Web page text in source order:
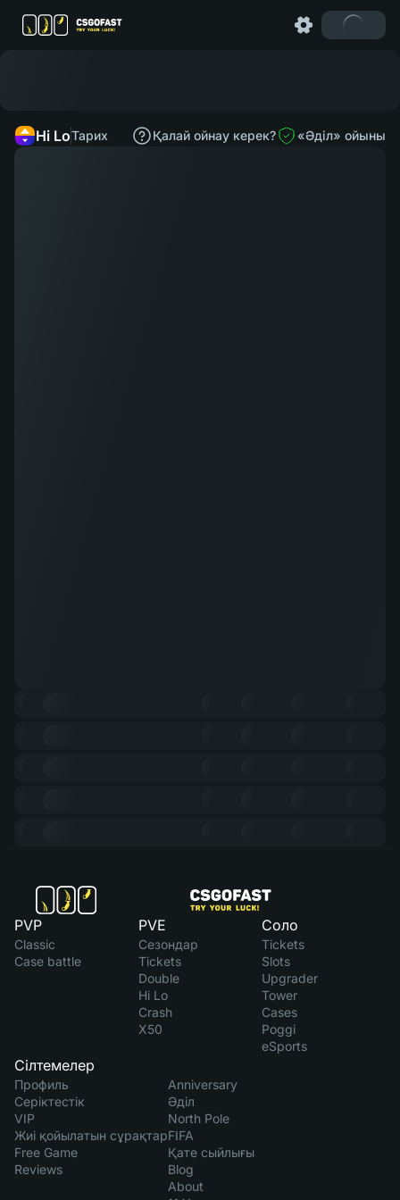
Hi LoТарих Қалай ойнау керек? «Әділ» ойыны
PVP
Classic
Case battle
PVE
Сезондар
Tickets
Double
Hi Lo
Crash
X50
Соло
Tickets
Slots
Upgrader
Tower
Cases
Poggi
eSports
Сілтемелер
Профиль
Серіктестік
VIP
Жиі қойылатын сұрақтар
Free Game
Reviews
Anniversary
Әділ
North Pole
FIFA
Қате сыйлығы
Blog
About